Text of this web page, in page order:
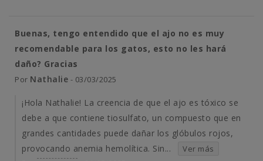
Buenas, tengo entendido que el ajo no es muy
recomendable para los gatos, esto no les hará
daño? Gracias
Por Nathalie - 03/03/2025
¡Hola Nathalie! La creencia de que el ajo es tóxico se
debe a que contiene tiosulfato, un compuesto que en
grandes cantidades puede dañar los glóbulos rojos,
provocando anemia hemolítica. Sin...
Ver más